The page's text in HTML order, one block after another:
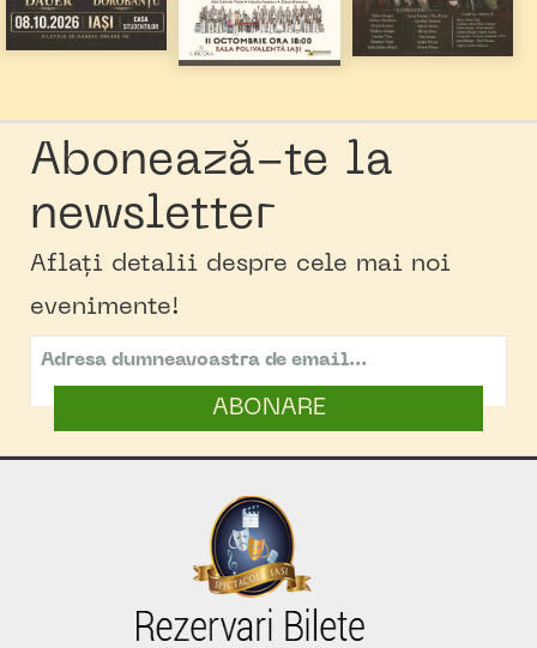
Abonează-te la
newsletter
Aflați detalii despre cele mai noi
evenimente!
ABONARE